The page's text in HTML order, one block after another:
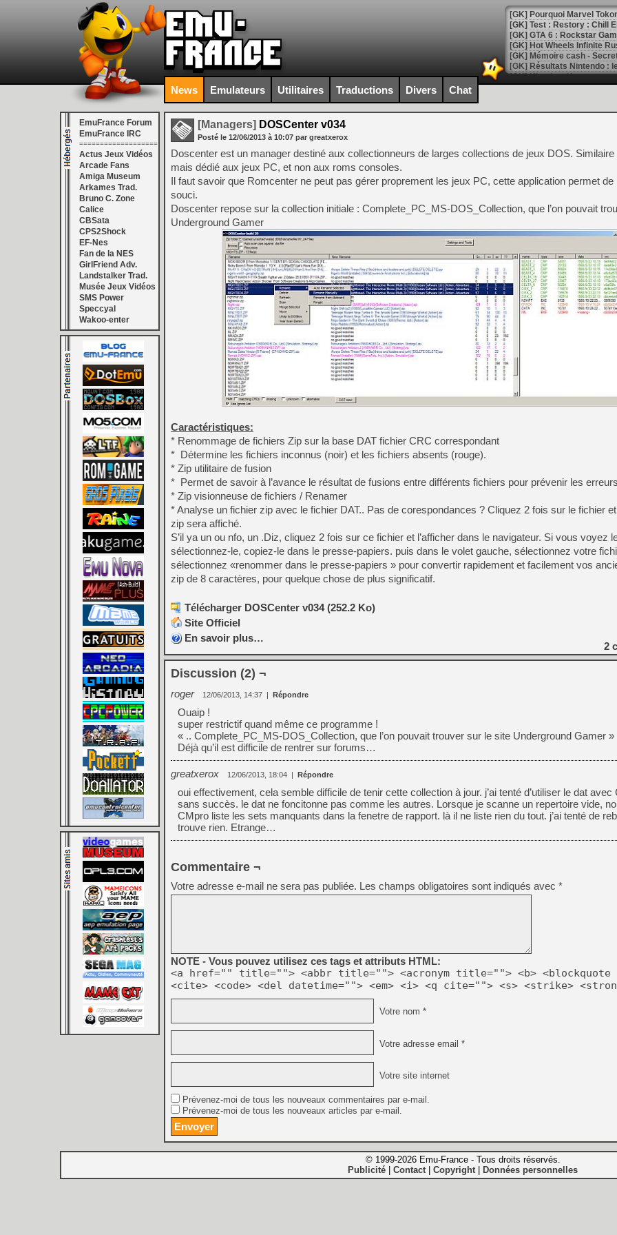
[GK] Pourquoi Marvel
[GK] Test : Restory : Chill
[GK] GTA 6 : Rockstar
[GK] Hot Wheels Infinite
[GK] Mémoire cash -
[GK] Résultats Nintendo :
[GK] Déjà des
[Mo5] Brickboy cherche à
[GK] Minecraft et ses «
[GK] Beast of
[GK] Ubisoft : fin de partie
[GK] Mémoire cash -
[GK] Dan Houser (GTA)
[GK] Comment EA Sports
[GK] Crimson Moon : un
[GK] Isle of Reveries : le
[GK] Moonlighter 2 : The
[GK] Capcom relance
[Mo5] Deux inédits du
[GK] Le beat'em up The
[GK] Endless Legend 2 :
[LS] [PS5] Le WebKit
[GK] Oubliez Crazy Taxi,
[LS] [Switch] NSZ 5.0.0
[GK] No More Room in
[GK] Un chatbot Atelier
[GK] Mémoire cash -
[GK] Nvidia : le prix des
[GK] Suikoden Star Leap :
[Mo5] La mini borne
News Emulateurs Utilitaires Traductions Divers Chat
EmuFrance Forum
EmuFrance IRC
===================
Actus Jeux Vidéos
Arcade Fans
Amiga Museum
Arkames Trad.
Bruno C. Zone
Calice
CBSata
CPS2Shock
EF-Nes
Fan de la NES
GirlFriend Adv.
Landstalker Trad.
Musée Jeux Vidéos
SMS Power
Speccyal
Wakoo-enter
[Managers] DOSCenter v034
Posté le 12/06/2013 à 10:07 par greatxerox
Doscenter est un manager destiné aux collectionneurs de larges collections de jeux DOS. Similaire
mais dédié aux jeux PC, et non aux roms consoles.
Il faut savoir que Romcenter ne peut pas gérer proprement les jeux PC, cette application permet de
souci.
Doscenter repose sur la collection initiale : Complete_PC_MS-DOS_Collection, que l’on pouvait
Underground Gamer
Caractéristiques:
* Renommage de fichiers Zip sur la base DAT fichier CRC correspondant
* Détermine les fichiers inconnus (noir) et les fichiers absents (rouge).
* Zip utilitaire de fusion
* Permet de savoir à l’avance le résultat de fusions entre différents fichiers pour prévenir les
* Zip visionneuse de fichiers / Renamer
* Analyse un fichier zip avec le fichier DAT.. Pas de corespondances ? Cliquez 2 fois sur le fichier
zip sera affiché.
S’il ya un ou nfo, un .Diz, cliquez 2 fois sur ce fichier et l’afficher dans le navigateur. Si vous voyez
sélectionnez-le, copiez-le dans le presse-papiers. puis dans le volet gauche, sélectionnez votre
sélectionnez «renommer dans le presse-papiers » pour convertir rapidement et facilement vos
zip de 8 caractères, pour quelque chose de plus significatif.
Télécharger DOSCenter v034 (252.2 Ko)
Site Officiel
En savoir plus…
2
Discussion (2) ¬
roger 12/06/2013, 14:37 | Répondre
Ouaip !
super restrictif quand même ce programme !
« .. Complete_PC_MS-DOS_Collection, que l’on pouvait trouver sur le site Underground Gamer »
Déjà qu’il est difficile de rentrer sur forums…
greatxerox 12/06/2013, 18:04 | Répondre
oui effectivement, cela semble difficile de tenir cette collection à jour. j’ai tenté d’utiliser le dat avec
sans succès. le dat ne foncitonne pas comme les autres. Lorsque je scanne un repertoire vide,
CMpro liste les sets manquants dans la fenetre de rapport. là il ne liste rien du tout. j’ai tenté de
trouve rien. Etrange…
Commentaire ¬
Votre adresse e-mail ne sera pas publiée. Les champs obligatoires sont indiqués avec *
NOTE - Vous pouvez utilisez ces tags et attributs HTML:
<a href="" title=""> <abbr title=""> <acronym title=""> <b> <blockquote
<cite> <code> <del datetime=""> <em> <i> <q cite=""> <s> <strike>
Votre nom *
Votre adresse email *
Votre site internet
Prévenez-moi de tous les nouveaux commentaires par e-mail.
Prévenez-moi de tous les nouveaux articles par e-mail.
© 1999-2026 Emu-France - Tous droits réservés.
Publicité Contact Copyright Données personnelles